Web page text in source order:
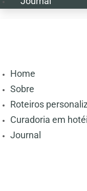
Home
Sobre
Roteiros
Curadoria em
Journal